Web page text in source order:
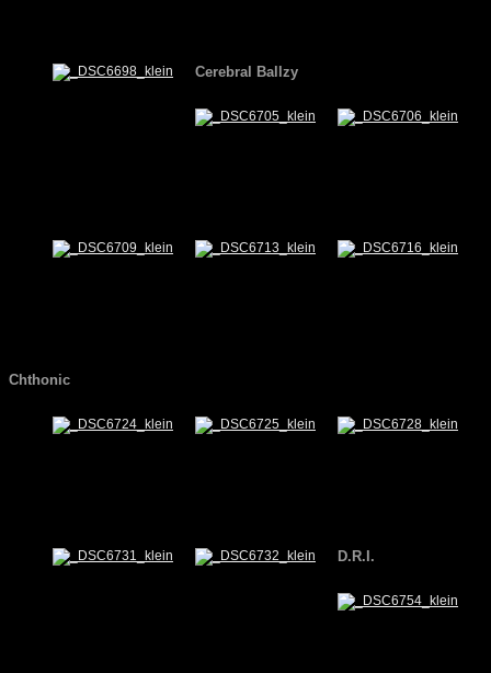
Cerebral Ballzy
Chthonic
D.R.I.